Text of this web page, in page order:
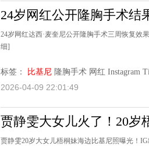
24岁网红公开隆胸手术结
24岁网红达西·麦奎尼公开隆胸手术三周恢复效
细]
标签： 比基尼 隆胸手术 网红 Instagram
2026-04-09 22:01:49
贾静雯大女儿火了！20岁
贾静雯20岁大女儿梧桐妹海边比基尼照曝光！